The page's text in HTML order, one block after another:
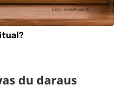
du daraus